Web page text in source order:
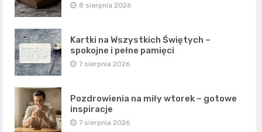
8 sierpnia 2026
Kartki na Wszystkich Świętych –
spokojne i pełne pamięci
7 sierpnia 2026
Pozdrowienia na miły wtorek – gotowe
inspiracje
7 sierpnia 2026